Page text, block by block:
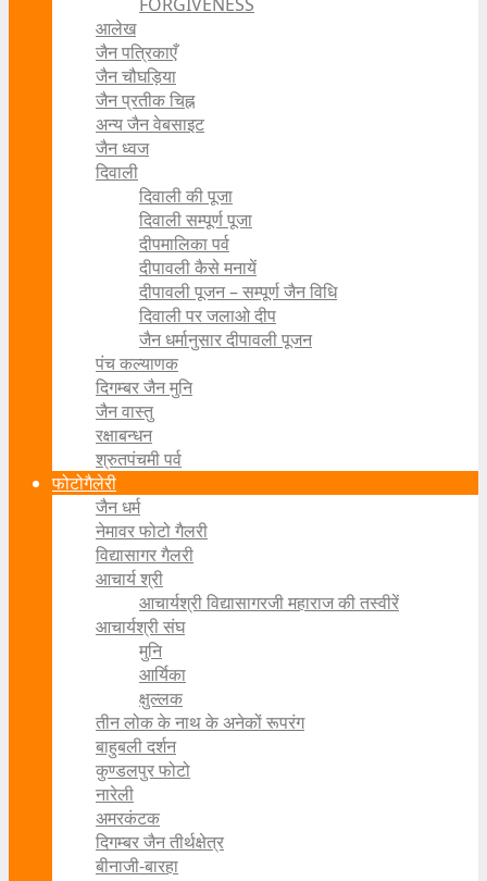
आलेख
जैन पत्रिकाएँ
जैन चौघड़िया
जैन प्रतीक चिह्न
अन्य जैन वेबसाइट
जैन ध्वज
दिवाली
दिवाली की पूजा
दिवाली सम्पूर्ण पूजा
दीपमालिका पर्व
दीपावली कैसे मनायें
दीपावली पूजन – सम्पूर्ण जैन विधि
दिवाली पर जलाओ दीप
जैन धर्मानुसार दीपावली पूजन
पंच कल्याणक
दिगम्बर जैन मुनि
जैन वास्तु
रक्षाबन्धन
श्रुतपंचमी पर्व
फोटोगैलेरी
जैन धर्म
नेमावर फोटो गैलरी
विद्यासागर गैलरी
आचार्य श्री
आचार्यश्री विद्यासागरजी महाराज की तस्वीरें
आचार्यश्री संघ
मुनि
आर्यिका
क्षुल्लक
तीन लोक के नाथ के अनेकों रूपरंग
बाहुबली दर्शन
कुण्डलपुर फोटो
नारेली
अमरकंटक
दिगम्बर जैन तीर्थक्षेत्र
बीनाजी-बारहा